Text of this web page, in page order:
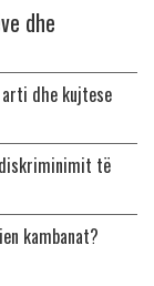
dhe
dhe kujtese
diskriminimit të
kambanat?